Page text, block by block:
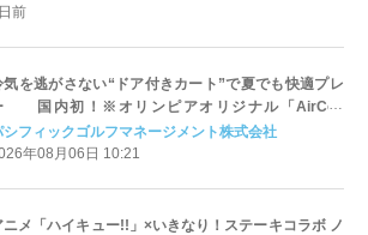
前
気を逃がさない“ドア付きカート”で夏でも快適プレ
国内初！※オリンピアオリジナル「AirCon
（エアコンカート）」導入 | ＰＧＭ
シフィックゴルフマネージメント株式会社
年08月06日 10:21
ニメ「ハイキュー!!」×いきなり！ステーキコラボ ノ